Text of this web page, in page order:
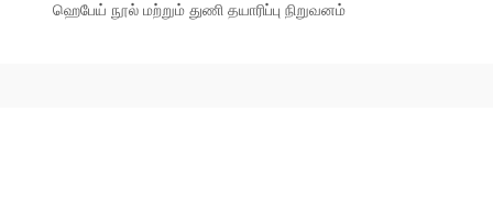
ஹெபேய் நூல் மற்றும் துணி தயாரிப்பு நிறுவனம்